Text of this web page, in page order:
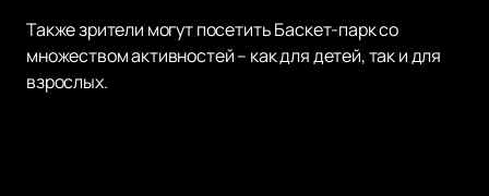
Также зрители могут посетить Баскет-парк со
множеством активностей – как для детей, так и для
взрослых.